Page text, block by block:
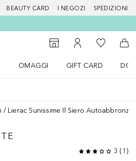
BEAUTY CARD I NEGOZI SPEDIZIONI
StorefinderAl Mio Account
Alla Mia
Al
OMAGGI
GIFT CARD
Lierac Sunissime Il Siero
3 ( 1 )